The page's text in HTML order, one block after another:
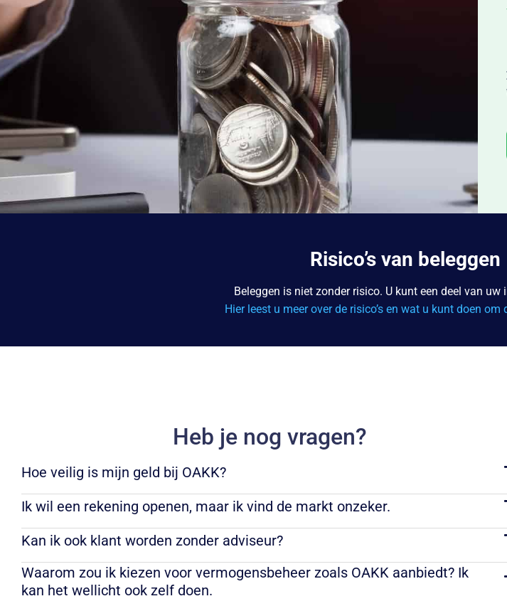
Risico’s van beleggen
Beleggen is niet zonder risico. U kunt een deel van uw
Hier leest u meer over de risico’s en wat u kunt doen om
Heb je nog vragen?
Hoe veilig is mijn geld bij OAKK?
Ik wil een rekening openen, maar ik vind de markt onzeker.
Kan ik ook klant worden zonder adviseur?
Waarom zou ik kiezen voor vermogensbeheer zoals OAKK aanbiedt? Ik
kan het wellicht ook zelf doen.